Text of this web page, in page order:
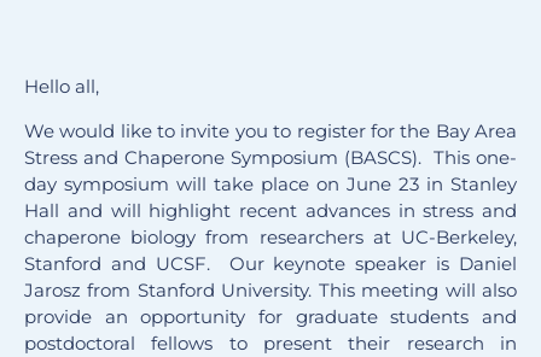
Hello all,
We would like to invite you to register for the Bay Area
Stress and Chaperone Symposium (BASCS). This one-
day symposium will take place on June 23 in Stanley
Hall and will highlight recent advances in stress and
chaperone biology from researchers at UC-Berkeley,
Stanford and UCSF. Our keynote speaker is Daniel
Jarosz from Stanford University. This meeting will also
provide an opportunity for graduate students and
postdoctoral fellows to present their research in